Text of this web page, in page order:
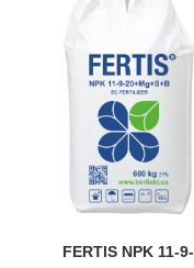
FERTIS NPK 11-9-